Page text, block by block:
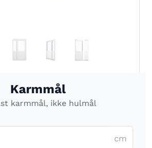
Karmmål
karmmål, ikke hulmål
cm